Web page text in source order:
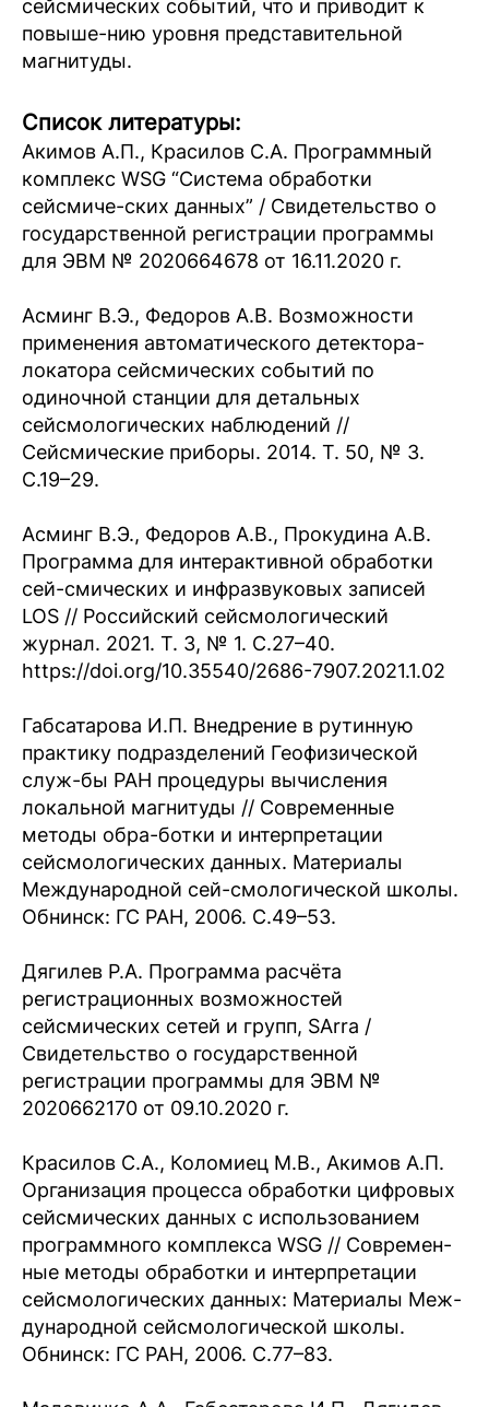
сейсмических событий, что и приводит к
повыше-нию уровня представительной
магнитуды.
Список литературы:
Акимов А.П., Красилов С.А. Программный
комплекс WSG “Система обработки
сейсмиче-ских данных” / Свидетельство о
государственной регистрации программы
для ЭВМ № 2020664678 от 16.11.2020 г.
Асминг В.Э., Федоров А.В. Возможности
применения автоматического детектора-
локатора сейсмических событий по
одиночной станции для детальных
сейсмологических наблюдений //
Сейсмические приборы. 2014. Т. 50, № 3.
С.19–29.
Асминг В.Э., Федоров А.В., Прокудина А.В.
Программа для интерактивной обработки
сей-смических и инфразвуковых записей
LOS // Российский сейсмологический
журнал. 2021. Т. 3, № 1. C.27–40.
https://doi.org/10.35540/2686-7907.2021.1.02
Габсатарова И.П. Внедрение в рутинную
практику подразделений Геофизической
служ-бы РАН процедуры вычисления
локальной магнитуды // Современные
методы обра-ботки и интерпретации
сейсмологических данных. Материалы
Международной сей-смологической школы.
Обнинск: ГС РАН, 2006. С.49–53.
Дягилев Р.А. Программа расчёта
регистрационных возможностей
сейсмических сетей и групп, SArra /
Свидетельство о государственной
регистрации программы для ЭВМ №
2020662170 от 09.10.2020 г.
Красилов С.А., Коломиец М.В., Акимов А.П.
Организация процесса обработки цифровых
сейсмических данных с использованием
программного комплекса WSG // Современ-
ные методы обработки и интерпретации
сейсмологических данных: Материалы Меж-
дународной сейсмологической школы.
Обнинск: ГС РАН, 2006. С.77–83.